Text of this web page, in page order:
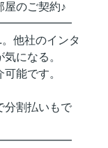
のご契約♪
他社のインタ
になる。
能です。
割払いもで